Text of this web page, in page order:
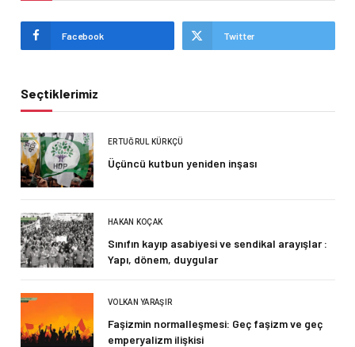
Facebook Twitter
Seçtiklerimiz
ERTUĞRUL KÜRKÇÜ
Üçüncü kutbun yeniden inşası
HAKAN KOÇAK
Sınıfın kayıp asabiyesi ve sendikal arayışlar :
Yapı, dönem, duygular
VOLKAN YARAŞIR
Faşizmin normalleşmesi: Geç faşizm ve geç
emperyalizm ilişkisi